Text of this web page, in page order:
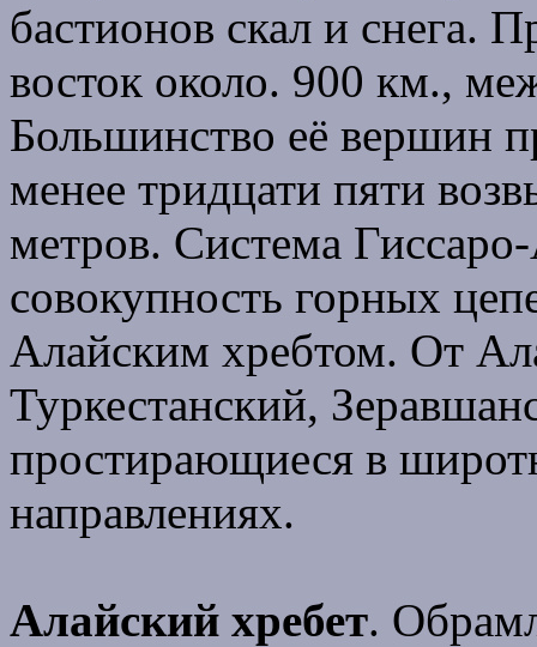
бастионов скал и снега.
восток около. 900 км.,
Большинство её вершин
менее тридцати пяти
метров. Cистема
совокупность горных
Алайским хребтом. От
Туркестанский,
простирающиеся в
направлениях.
Алайский хребет.